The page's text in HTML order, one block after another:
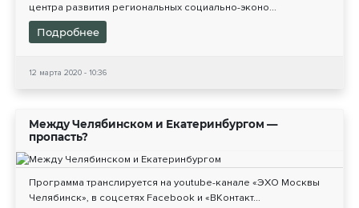
центра развития региональных социально-эконо...
Подробнее
12 марта 2020 - 10:36
Между Челябинском и Екатеринбургом —
пропасть?
Программа транслируется на youtube-канале «ЭХО Москвы
Челябинск», в соцсетях Facebook и «ВКонтакт...